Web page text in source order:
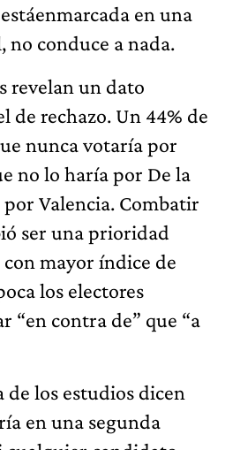
en una
no conduce a nada.
revelan un dato
de rechazo. Un 44% de
nunca votaría por
no lo haría por De la
Valencia. Combatir
ser una prioridad
mayor índice de
los electores
“en contra de” que “a
los estudios dicen
en una segunda